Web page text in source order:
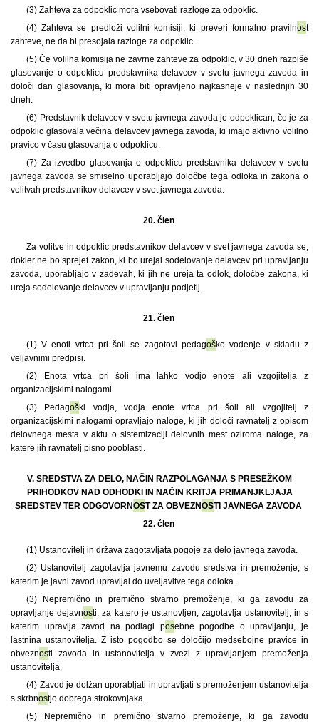
(3) Zahteva za odpoklic mora vsebovati razloge za odpoklic.
(4) Zahteva se predloži volilni komisiji, ki preveri formalno pravilnost
zahteve, ne da bi presojala razloge za odpoklic.
(5) Če volilna komisija ne zavrne zahteve za odpoklic, v 30 dneh razpiše
glasovanje o odpoklicu predstavnika delavcev v svetu javnega zavoda in
določi dan glasovanja, ki mora biti opravljeno najkasneje v naslednjih 30
dneh.
(6) Predstavnik delavcev v svetu javnega zavoda je odpoklican, če je za
odpoklic glasovala večina delavcev javnega zavoda, ki imajo aktivno volilno
pravico v času glasovanja o odpoklicu.
(7) Za izvedbo glasovanja o odpoklicu predstavnika delavcev v svetu
javnega zavoda se smiselno uporabljajo določbe tega odloka in zakona o
volitvah predstavnikov delavcev v svet javnega zavoda.
20. člen
Za volitve in odpoklic predstavnikov delavcev v svet javnega zavoda se,
dokler ne bo sprejet zakon, ki bo urejal sodelovanje delavcev pri upravljanju
zavoda, uporabljajo v zadevah, ki jih ne ureja ta odlok, določbe zakona, ki
ureja sodelovanje delavcev v upravljanju podjetij.
21. člen
(1) V enoti vrtca pri šoli se zagotovi pedagoško vodenje v skladu z
veljavnimi predpisi.
(2) Enota vrtca pri šoli ima lahko vodjo enote ali vzgojitelja z
organizacijskimi nalogami.
(3) Pedagoški vodja, vodja enote vrtca pri šoli ali vzgojitelj z
organizacijskimi nalogami opravljajo naloge, ki jih določi ravnatelj z opisom
delovnega mesta v aktu o sistemizaciji delovnih mest oziroma naloge, za
katere jih ravnatelj pisno pooblasti.
V. SREDSTVA ZA DELO, NAČIN RAZPOLAGANJA S PRESEŽKOM
PRIHODKOV NAD ODHODKI IN NAČIN KRITJA PRIMANJKLJAJA
SREDSTEV TER ODGOVORNOST ZA OBVEZNOSTI JAVNEGA ZAVODA
22. člen
(1) Ustanovitelj in država zagotavljata pogoje za delo javnega zavoda.
(2) Ustanovitelj zagotavlja javnemu zavodu sredstva in premoženje, s
katerim je javni zavod upravljal do uveljavitve tega odloka.
(3) Nepremično in premično stvarno premoženje, ki ga zavodu za
opravljanje dejavnosti, za katero je ustanovljen, zagotavlja ustanovitelj, in s
katerim upravlja zavod na podlagi posebne pogodbe o upravljanju, je
lastnina ustanovitelja. Z isto pogodbo se določijo medsebojne pravice in
obveznosti zavoda in ustanovitelja v zvezi z upravljanjem premoženja
ustanovitelja.
(4) Zavod je dolžan uporabljati in upravljati s premoženjem ustanovitelja
s skrbnostjo dobrega strokovnjaka.
(5) Nepremično in premično stvarno premoženje, ki ga zavodu